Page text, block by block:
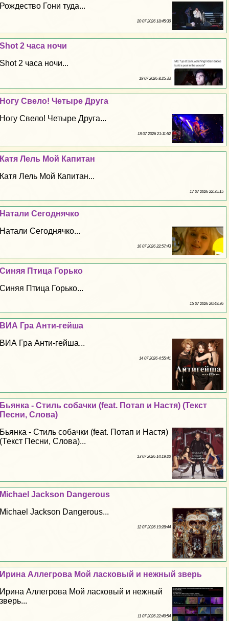
Рождество Гони туда...
20 07 2026 18:45:30
Shot 2 часа ночи
Shot 2 часа ночи...
19 07 2026 8:25:33
Ногу Свело! Четыре Друга
Ногу Свело! Четыре Друга...
18 07 2026 21:11:52
Катя Лель Мой Капитан
Катя Лель Мой Капитан...
17 07 2026 22:35:15
Натали Сегоднячко
Натали Сегоднячко...
16 07 2026 22:57:43
Синяя Птица Горько
Синяя Птица Горько...
15 07 2026 20:49:36
ВИА Гра Анти-гeйша
ВИА Гра Анти-гeйша...
14 07 2026 4:55:41
Бьянка - Стиль собачки (feat. Потап и Настя) (Текст
Песни, Слова)
Бьянка - Стиль собачки (feat. Потап и Настя)
(Текст Песни, Слова)...
13 07 2026 14:19:20
Michael Jackson Dangerous
Michael Jackson Dangerous...
12 07 2026 19:28:44
Ирина Аллегрова Мой ласковый и нежный зверь
Ирина Аллегрова Мой ласковый и нежный
зверь...
11 07 2026 22:49:54